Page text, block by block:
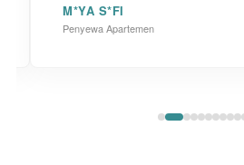
M*YA S*FI
Penyewa Apartemen